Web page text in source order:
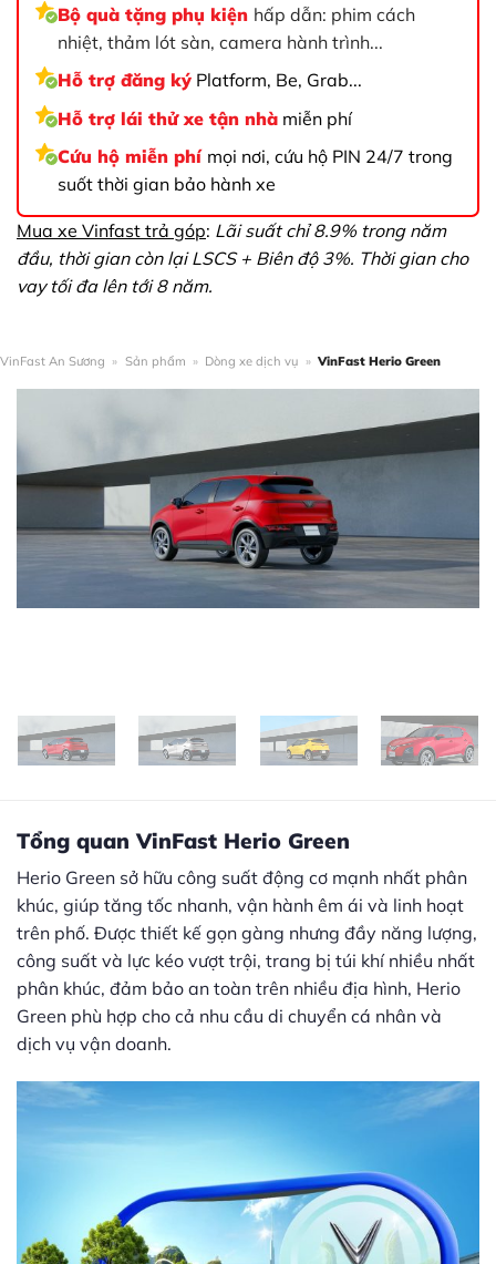
Bộ quà tặng phụ kiện hấp dẫn: phim cách
nhiệt, thảm lót sàn, camera hành trình...
Hỗ trợ đăng ký Platform, Be, Grab...
Hỗ trợ lái thử xe tận nhà miễn phí
Cứu hộ miễn phí mọi nơi, cứu hộ PIN 24/7 trong
suốt thời gian bảo hành xe
Mua xe Vinfast trả góp: Lãi suất chỉ 8.9% trong năm
đầu, thời gian còn lại LSCS + Biên độ 3%. Thời gian cho
vay tối đa lên tới 8 năm.
VinFast An Sương » Sản phẩm » Dòng xe dịch vụ » VinFast Herio Green
Tổng quan VinFast Herio Green
Herio Green sở hữu công suất động cơ mạnh nhất phân
khúc, giúp tăng tốc nhanh, vận hành êm ái và linh hoạt
trên phố. Được thiết kế gọn gàng nhưng đầy năng lượng,
công suất và lực kéo vượt trội, trang bị túi khí nhiều nhất
phân khúc, đảm bảo an toàn trên nhiều địa hình, Herio
Green phù hợp cho cả nhu cầu di chuyển cá nhân và
dịch vụ vận doanh.